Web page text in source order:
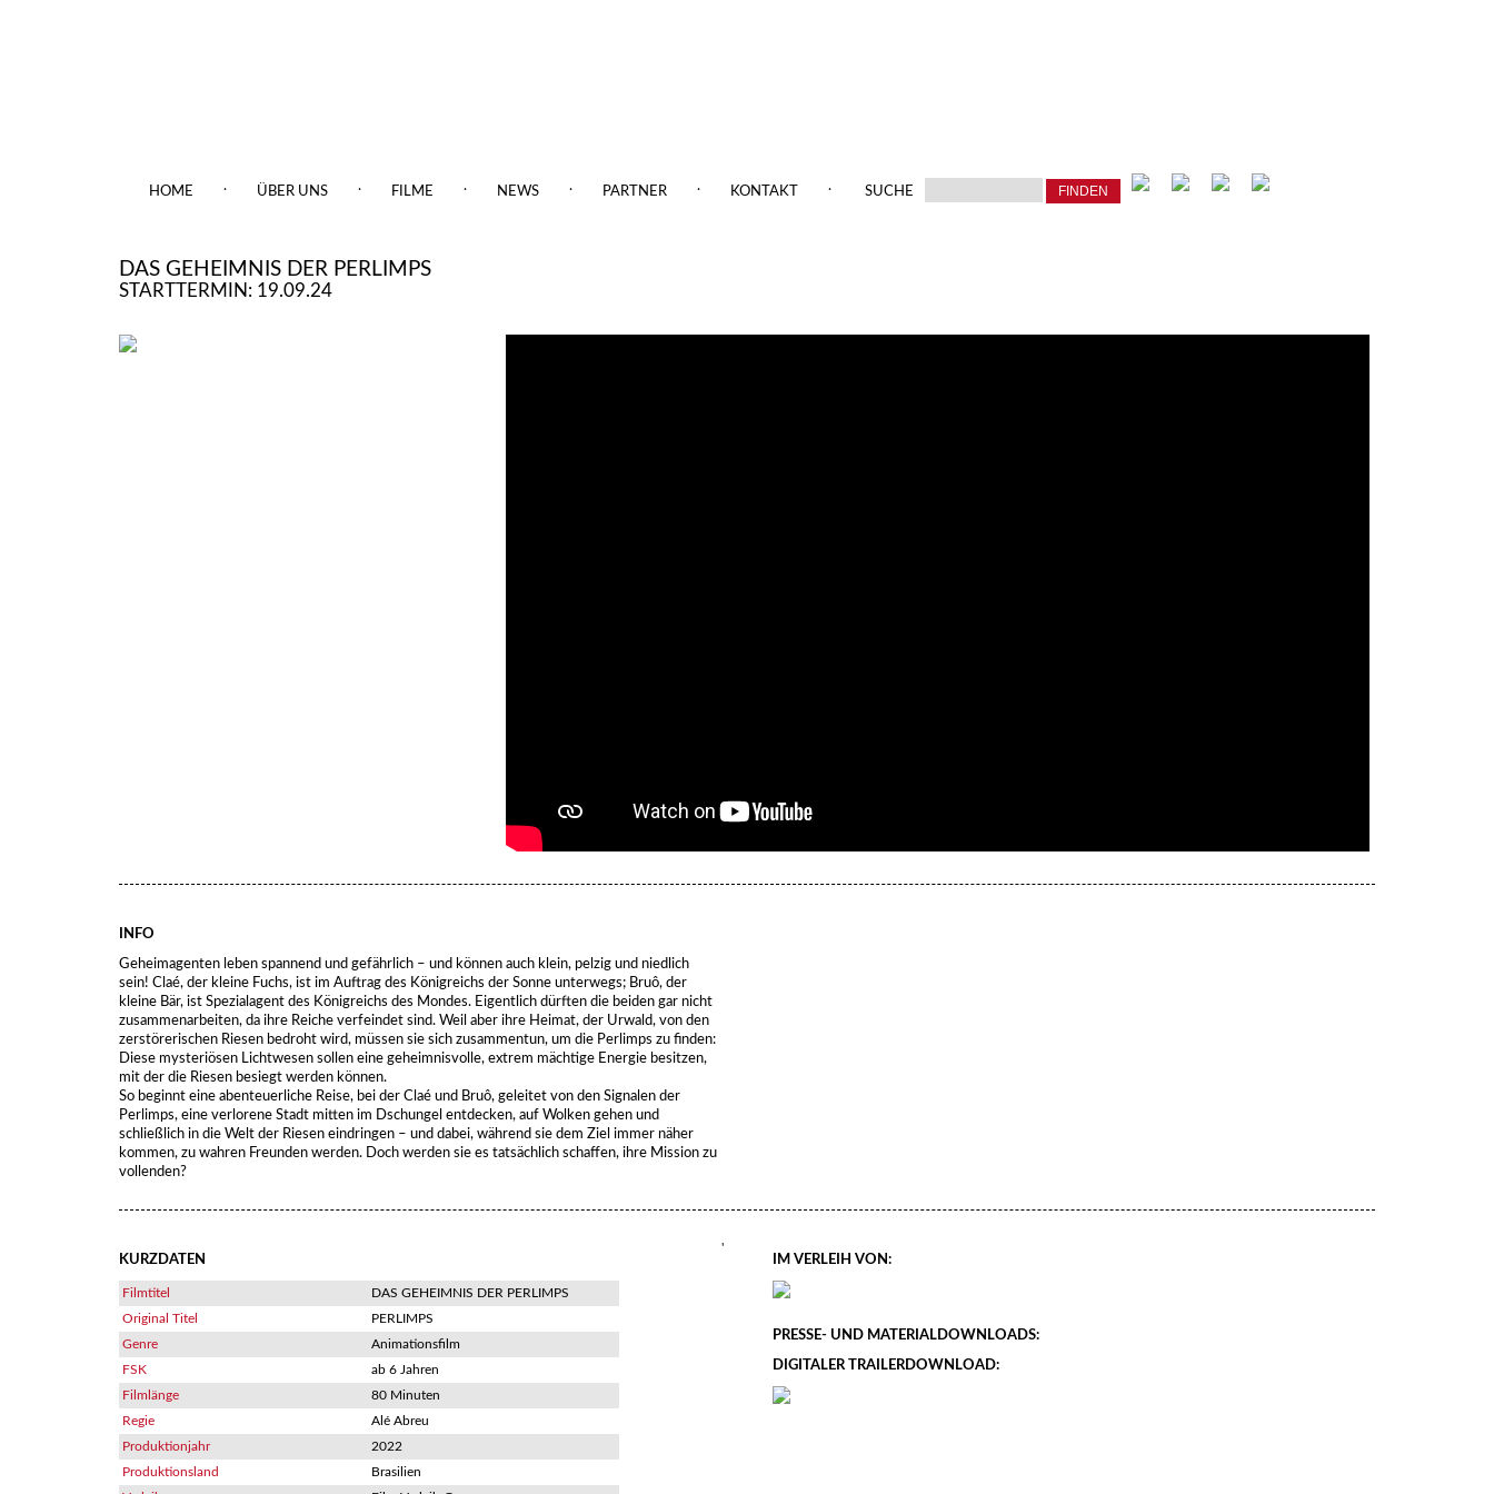
HOME . ÜBER UNS . FILME . NEWS . PARTNER . KONTAKT . SUCHE
DAS GEHEIMNIS DER PERLIMPS
STARTTERMIN: 19.09.24
INFO
Geheimagenten leben spannend und gefährlich – und können auch klein, pelzig und niedlich
sein! Claé, der kleine Fuchs, ist im Auftrag des Königreichs der Sonne unterwegs; Bruô, der
kleine Bär, ist Spezialagent des Königreichs des Mondes. Eigentlich dürften die beiden gar nicht
zusammenarbeiten, da ihre Reiche verfeindet sind. Weil aber ihre Heimat, der Urwald, von den
zerstörerischen Riesen bedroht wird, müssen sie sich zusammentun, um die Perlimps zu finden:
Diese mysteriösen Lichtwesen sollen eine geheimnisvolle, extrem mächtige Energie besitzen,
mit der die Riesen besiegt werden können.
So beginnt eine abenteuerliche Reise, bei der Claé und Bruô, geleitet von den Signalen der
Perlimps, eine verlorene Stadt mitten im Dschungel entdecken, auf Wolken gehen und
schließlich in die Welt der Riesen eindringen – und dabei, während sie dem Ziel immer näher
kommen, zu wahren Freunden werden. Doch werden sie es tatsächlich schaffen, ihre Mission zu
vollenden?
KURZDATEN
Filmtitel
DAS GEHEIMNIS DER PERLIMPS
Original Titel
PERLIMPS
Genre
Animationsfilm
FSK
ab 6 Jahren
Filmlänge
80 Minuten
Regie
Alé Abreu
Produktionjahr
2022
Produktionsland
Brasilien
IM VERLEIH VON:
PRESSE- UND MATERIALDOWNLOADS:
DIGITALER TRAILERDOWNLOAD:
'